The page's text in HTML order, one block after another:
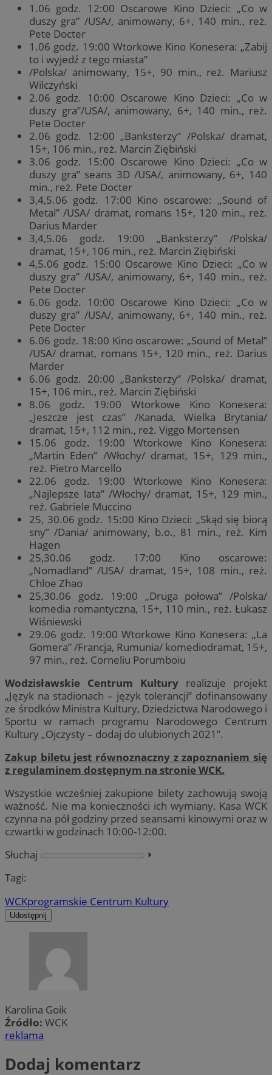
1.06 godz. 12:00 Oscarowe Kino Dzieci: „Co w
duszy gra” /USA/, animowany, 6+, 140 min., reż.
Pete Docter
1.06 godz. 19:00 Wtorkowe Kino Konesera: „Zabij
to i wyjedź z tego miasta”
/Polska/ animowany, 15+, 90 min., reż. Mariusz
Wilczyński
2.06 godz. 10:00 Oscarowe Kino Dzieci: „Co w
duszy gra”/USA/, animowany, 6+, 140 min., reż.
Pete Docter
2.06 godz. 12:00 „Banksterzy” /Polska/ dramat,
15+, 106 min., reż. Marcin Ziębiński
3.06 godz. 15:00 Oscarowe Kino Dzieci: „Co w
duszy gra” seans 3D /USA/, animowany, 6+, 140
min., reż. Pete Docter
3,4,5.06 godz. 17:00 Kino oscarowe: „Sound of
Metal” /USA/ dramat, romans 15+, 120 min., reż.
Darius Marder
3,4,5.06 godz. 19:00 „Banksterzy” /Polska/
dramat, 15+, 106 min., reż. Marcin Ziębiński
4,5.06 godz. 15:00 Oscarowe Kino Dzieci: „Co w
duszy gra” /USA/, animowany, 6+, 140 min., reż.
Pete Docter
6.06 godz. 10:00 Oscarowe Kino Dzieci: „Co w
duszy gra” /USA/, animowany, 6+, 140 min., reż.
Pete Docter
6.06 godz. 18:00 Kino oscarowe: „Sound of Metal”
/USA/ dramat, romans 15+, 120 min., reż. Darius
Marder
6.06 godz. 20:00 „Banksterzy” /Polska/ dramat,
15+, 106 min., reż. Marcin Ziębiński
8.06 godz. 19:00 Wtorkowe Kino Konesera:
„Jeszcze jest czas” /Kanada, Wielka Brytania/
dramat, 15+, 112 min., reż. Viggo Mortensen
15.06 godz. 19:00 Wtorkowe Kino Konesera:
„Martin Eden” /Włochy/ dramat, 15+, 129 min.,
reż. Pietro Marcello
22.06 godz. 19:00 Wtorkowe Kino Konesera:
„Najlepsze lata” /Włochy/ dramat, 15+, 129 min.,
reż. Gabriele Muccino
25, 30.06 godz. 15:00 Kino Dzieci: „Skąd się biorą
sny” /Dania/ animowany, b.o., 81 min., reż. Kim
Hagen
25,30.06 godz. 17:00 Kino oscarowe:
„Nomadland” /USA/ dramat, 15+, 108 min., reż.
Chloe Zhao
25,30.06 godz. 19:00 „Druga połowa” /Polska/
komedia romantyczna, 15+, 110 min., reż. Łukasz
Wiśniewski
29.06 godz. 19:00 Wtorkowe Kino Konesera: „La
Gomera” /Francja, Rumunia/ komediodramat, 15+,
97 min., reż. Corneliu Porumboiu
Wodzisławskie Centrum Kultury realizuje projekt
„Język na stadionach – język tolerancji” dofinansowany
ze środków Ministra Kultury, Dziedzictwa Narodowego i
Sportu w ramach programu Narodowego Centrum
Kultury „Ojczysty – dodaj do ulubionych 2021”.
Zakup biletu jest równoznaczny z zapoznaniem się
z regulaminem dostępnym na stronie WCK.
Wszystkie wcześniej zakupione bilety zachowują swoją
ważność. Nie ma konieczności ich wymiany. Kasa WCK
czynna na pół godziny przed seansami kinowymi oraz w
czwartki w godzinach 10:00-12:00.
Słuchaj
⏵︎
Tagi:
WCKprogramskie Centrum Kultury
Udostępnij
Karolina Goik
Źródło: WCK
reklama
Dodaj komentarz